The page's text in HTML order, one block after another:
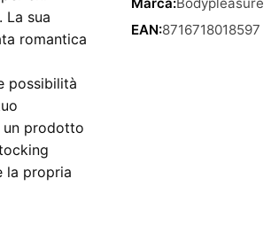
La sua
romantica
possibilità
un prodotto
la propria
EAN:8716718018597